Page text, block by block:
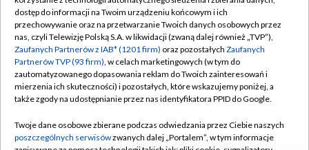
TVP
Abonament TVP
Emisja w TVP
Centrum informacji TVP
Naziemna Telewizja Cyfrowa
Rada Programowa
Regulamin TVP
Polityka prywatności
Moje zgody
Pomoc
Kontakt
dostęp do informacji na Twoim urządzeniu końcowym i ich
przechowywanie oraz na przetwarzanie Twoich danych osobowych przez
nas, czyli Telewizję Polską S.A. w likwidacji (zwaną dalej również „TVP”),
Zaufanych Partnerów z IAB* (1201 firm) oraz pozostałych Zaufanych
Partnerów TVP (93 firm), w celach marketingowych (w tym do
zautomatyzowanego dopasowania reklam do Twoich zainteresowań i
mierzenia ich skuteczności) i pozostałych, które wskazujemy poniżej, a
także zgody na udostępnianie przez nas identyfikatora PPID do Google.
Twoje dane osobowe zbierane podczas odwiedzania przez Ciebie naszych
poszczególnych serwisówzwanych dalej „Portalem”, w tym informacje